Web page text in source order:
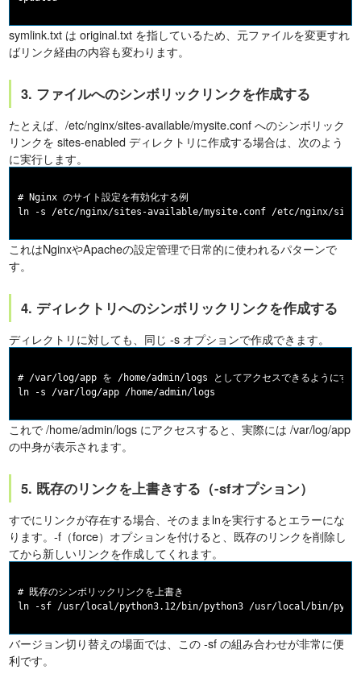
symlink.txt は original.txt を指しているため、元ファイルを変更すれ
ばリンク経由の内容も変わります。
3. ファイルへのシンボリックリンクを作成する
たとえば、/etc/nginx/sites-available/mysite.conf へのシンボリック
リンクを sites-enabled ディレクトリに作成する場合は、次のよう
に実行します。
# Nginx のサイト設定を有効化する例
これはNginxやApacheの設定管理で日常的に使われるパターンで
す。
4. ディレクトリへのシンボリックリンクを作成する
ディレクトリに対しても、同じ -s オプションで作成できます。
# /var/log/app を /home/admin/logs としてアクセスできるようにする
これで /home/admin/logs にアクセスすると、実際には /var/log/app
の中身が表示されます。
5. 既存のリンクを上書きする（-sfオプション）
すでにリンクが存在する場合、そのままlnを実行するとエラーにな
ります。-f（force）オプションを付けると、既存のリンクを削除し
てから新しいリンクを作成してくれます。
# 既存のシンボリックリンクを上書き
バージョン切り替えの場面では、この -sf の組み合わせが非常に便
利です。